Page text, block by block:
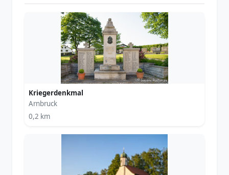
Kriegerdenkmal
Arnbruck
0,2 km